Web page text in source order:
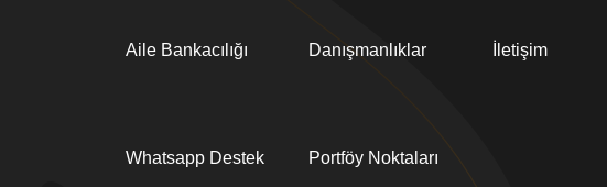
Aile Bankacılığı Danışmanlıklar İletişim
Whatsapp Destek Portföy Noktaları